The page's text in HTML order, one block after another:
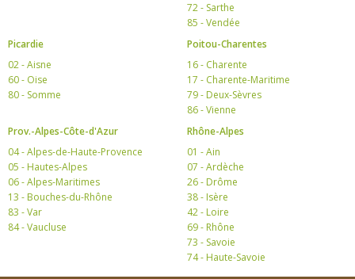
72 - Sarthe
85 - Vendée
Picardie
02 - Aisne
60 - Oise
80 - Somme
Poitou-Charentes
16 - Charente
17 - Charente-Maritime
79 - Deux-Sèvres
86 - Vienne
Prov.-Alpes-Côte-d'Azur
04 - Alpes-de-Haute-Provence
05 - Hautes-Alpes
06 - Alpes-Maritimes
13 - Bouches-du-Rhône
83 - Var
84 - Vaucluse
Rhône-Alpes
01 - Ain
07 - Ardèche
26 - Drôme
38 - Isère
42 - Loire
69 - Rhône
73 - Savoie
74 - Haute-Savoie